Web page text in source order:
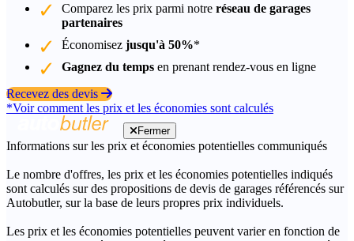
Comparez les prix parmi notre réseau de garages
partenaires
Économisez jusqu'à 50%*
Gagnez du temps en prenant rendez-vous en ligne
Recevez des devis
*Voir comment les prix et les économies sont calculés
Fermer
Informations sur les prix et économies potentielles communiqués
Le nombre d'offres, les prix et les économies potentielles indiqués
sont calculés sur des propositions de devis de garages référencés sur
Autobutler, sur la base de leurs propres prix individuels.
Les prix et les économies potentielles peuvent varier en fonction de